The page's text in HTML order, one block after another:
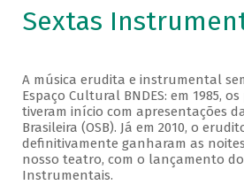
Sextas
A música erudita e instrumental
Espaço Cultural BNDES: em 1985,
tiveram início com apresentações
Brasileira (OSB). Já em 2010, o
definitivamente ganharam as
nosso teatro, com o lançamento
Instrumentais.